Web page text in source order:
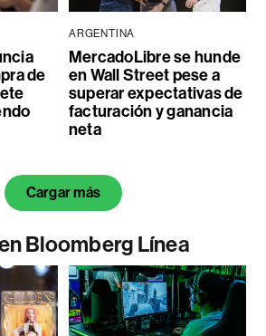
de
ARGENTINA
MercadoLibre se hunde
en Wall Street pese a
superar expectativas de
facturación y ganancia
neta
Cargar más
Bloomberg Línea